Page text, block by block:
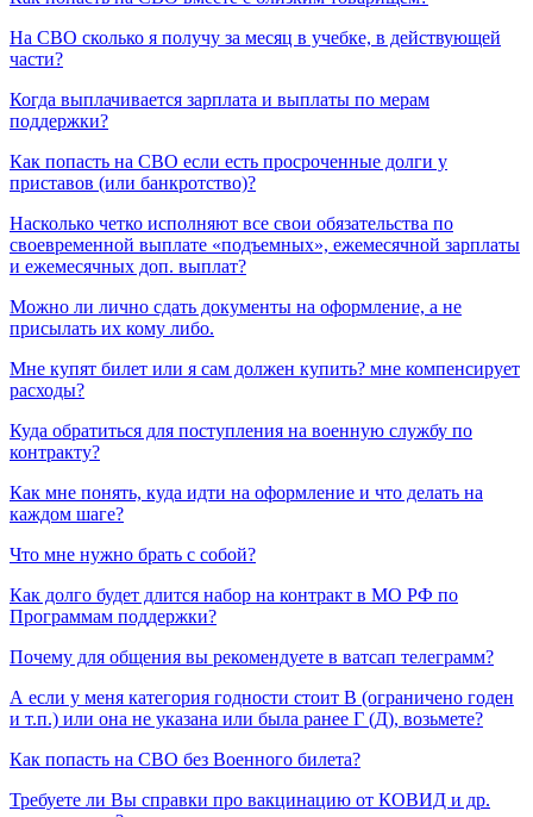
На СВО сколько я получу за месяц в учебке, в действующей
части?
Когда выплачивается зарплата и выплаты по мерам
поддержки?
Как попасть на СВО если есть просроченные долги у
приставов (или банкротство)?
Насколько четко исполняют все свои обязательства по
своевременной выплате «подъемных», ежемесячной зарплаты
и ежемесячных доп. выплат?
Можно ли лично сдать документы на оформление, а не
присылать их кому либо.
Мне купят билет или я сам должен купить? мне компенсирует
расходы?
Куда обратиться для поступления на военную службу по
контракту?
Как мне понять, куда идти на оформление и что делать на
каждом шаге?
Что мне нужно брать с собой?
Как долго будет длится набор на контракт в МО РФ по
Программам поддержки?
Почему для общения вы рекомендуете в ватсап телеграмм?
А если у меня категория годности стоит В (ограничено годен
и т.п.) или она не указана или была ранее Г (Д), возьмете?
Как попасть на СВО без Военного билета?
Требуете ли Вы справки про вакцинацию от КОВИД и др.